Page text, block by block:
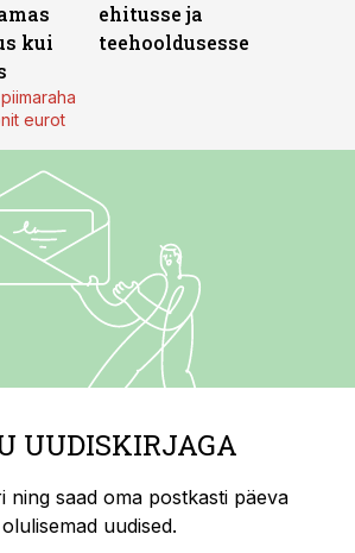
kui
eurot
ehitusse ja
teehooldusesse
UUDISKIRJAGA
ning saad oma postkasti päeva
olulisemad uudised.